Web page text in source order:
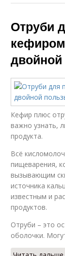
Отруби
Кефир плюс
важно узнать,
продукта.
Всё
пищеварения,
вызывающим
источника
известным и
продуктов.
Отруби – это
оболочки.